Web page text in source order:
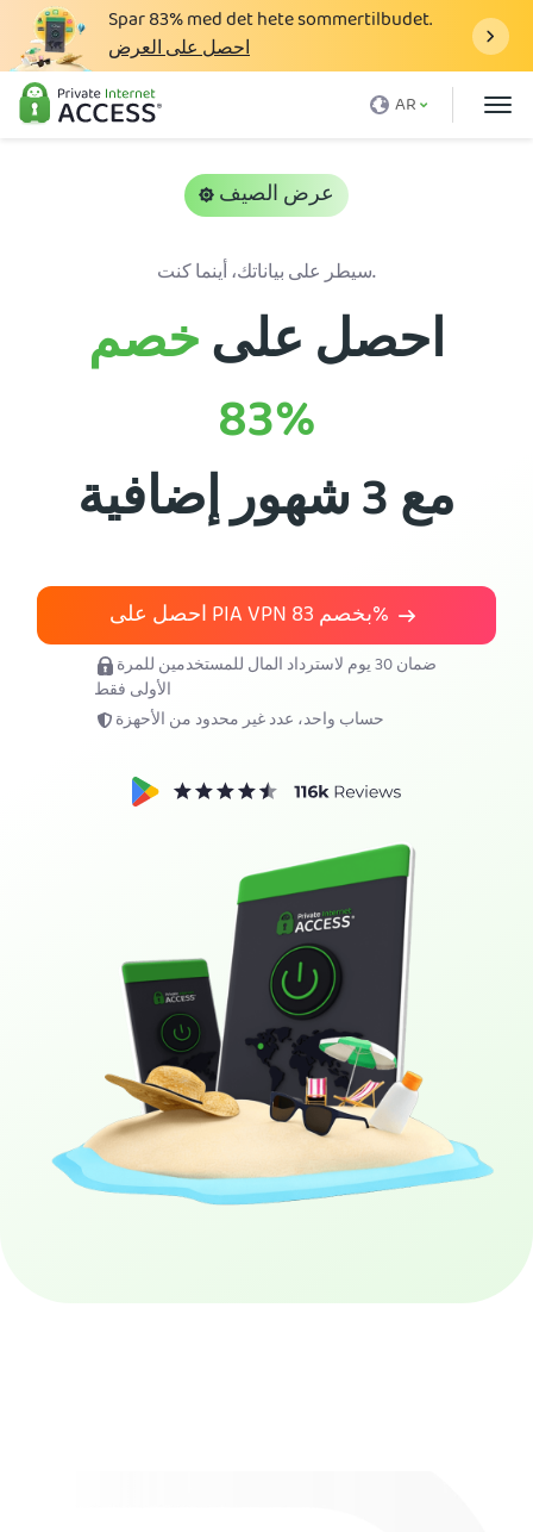
Spar83%med det hete sommertilbudet.
احصل على العرض
AR
ما هو الـ VPN
احصل على PIA VPN
عرض الصيف
سيطر على بياناتك، أينما كنت.
احصل علىخصم
83%
مع 3 شهور إضافية
احصل على PIA VPN بخصم83%
ضمان 30 يوم لاسترداد المال للمستخدمين للمرة
الأولى فقط
حساب واحد، عدد غير محدود من الأحهزة